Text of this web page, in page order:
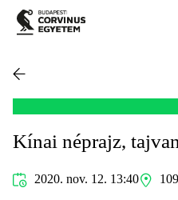
Kínai néprajz,
2020. nov. 12. 13:40